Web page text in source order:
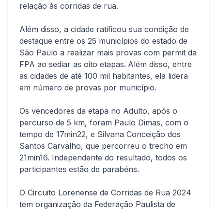
relação às corridas de rua.
Além disso, a cidade ratificou sua condição de
destaque entre os 25 municípios do estado de
São Paulo a realizar mais provas com permit da
FPA ao sediar as oito etapas. Além disso, entre
as cidades de até 100 mil habitantes, ela lidera
em número de provas por município.
Os vencedores da etapa no Adulto, após o
percurso de 5 km, foram Paulo Dimas, com o
tempo de 17min22, e Silvana Conceição dos
Santos Carvalho, que percorreu o trecho em
21min16. Independente do resultado, todos os
participantes estão de parabéns.
O Circuito Lorenense de Corridas de Rua 2024
tem organização da Federação Paulista de